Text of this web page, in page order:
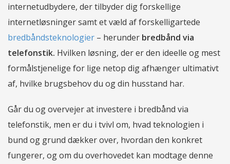
internetudbydere, der tilbyder dig forskellige
internetløsninger samt et væld af forskelligartede
bredbåndsteknologier – herunder bredbånd via
telefonstik. Hvilken løsning, der er den ideelle og mest
formålstjenelige for lige netop dig afhænger ultimativt
af, hvilke brugsbehov du og din husstand har.
Går du og overvejer at investere i bredbånd via
telefonstik, men er du i tvivl om, hvad teknologien i
bund og grund dækker over, hvordan den konkret
fungerer, og om du overhovedet kan modtage denne